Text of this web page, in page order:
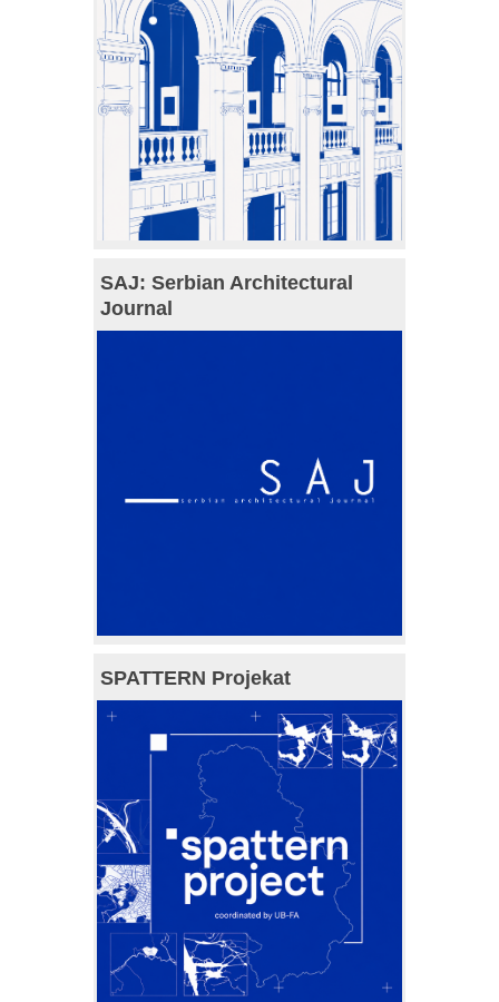
SAJ: Serbian Architectural
Journal
SPATTERN Projekat